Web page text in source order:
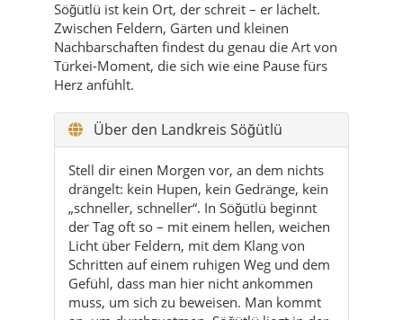
Über den Landkreis Söğütlü
Stell dir einen Morgen vor, an dem nichts
drängelt: kein Hupen, kein Gedränge, kein
„schneller, schneller“. In Söğütlü beginnt
der Tag oft so – mit einem hellen, weichen
Licht über Feldern, mit dem Klang von
Schritten auf einem ruhigen Weg und dem
Gefühl, dass man hier nicht ankommen
muss, um sich zu beweisen. Man kommt
an, um durchzuatmen. Söğütlü liegt in der
Provinz Sakarya und wirkt wie ein stilles
Gegenstück zu den lebhafteren
Knotenpunkten der Region: weniger Pose,
mehr echtes Leben.